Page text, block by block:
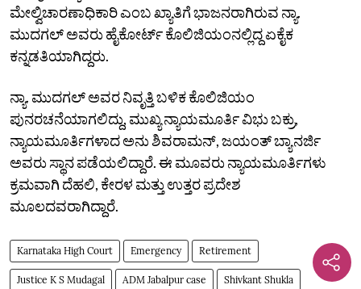
ಮೇಲ್ವಿಚಾರಣಾಧಿಕಾರಿ ಎಂಬ ಖ್ಯಾತಿಗೆ ಭಾಜನರಾಗಿರುವ ನ್ಯಾ.
ಮುದಗಲ್‌ ಅವರು ಹೈಕೋರ್ಟ್‌ ಕೊಲಿಜಿಯಂನಲ್ಲಿದ್ದ ಏಕೈಕ
ಕನ್ನಡತಿಯಾಗಿದ್ದರು.
ನ್ಯಾ. ಮುದಗಲ್‌ ಅವರ ನಿವೃತ್ತಿ ಬಳಿಕ ಕೊಲಿಜಿಯಂ
ಪುನರಚನೆಯಾಗಲಿದ್ದು, ಮುಖ್ಯ ನ್ಯಾಯಮೂರ್ತಿ ವಿಭು ಬಕ್ರು,
ನ್ಯಾಯಮೂರ್ತಿಗಳಾದ ಅನು ಶಿವರಾಮನ್‌, ಜಯಂತ್‌ ಬ್ಯಾನರ್ಜಿ
ಅವರು ಸ್ಥಾನ ಪಡೆಯಲಿದ್ದಾರೆ. ಈ ಮೂವರು ನ್ಯಾಯಮೂರ್ತಿಗಳು
ಕ್ರಮವಾಗಿ ದೆಹಲಿ, ಕೇರಳ ಮತ್ತು ಉತ್ತರ ಪ್ರದೇಶ
ಮೂಲದವರಾಗಿದ್ದಾರೆ.
Karnataka High Court Emergency Retirement
Justice K S Mudagal ADM Jabalpur case Shivkant Shukla